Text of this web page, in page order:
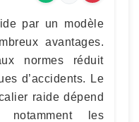
par un modèle
avantages.
normes réduit
d’accidents. Le
raide dépend
notamment les